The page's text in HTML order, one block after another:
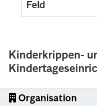
Kinderkrippen-
Organisation
Feld